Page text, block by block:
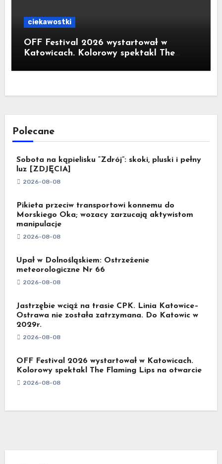
ciekawostki
OFF Festival 2026 wystartował w
Katowicach. Kolorowy spektakl The
Polecane
Sobota na kąpielisku “Zdrój”: skoki, pluski i pełny
luz [ZDJĘCIA]
2026-08-08
Pikieta przeciw transportowi konnemu do
Morskiego Oka; wozacy zarzucają aktywistom
manipulacje
2026-08-08
Upał w Dolnośląskiem: Ostrzeżenie
meteorologiczne Nr 66
2026-08-08
Jastrzębie wciąż na trasie CPK. Linia Katowice–
Ostrawa nie została zatrzymana. Do Katowic w
2029r.
2026-08-08
OFF Festival 2026 wystartował w Katowicach.
Kolorowy spektakl The Flaming Lips na otwarcie
2026-08-08